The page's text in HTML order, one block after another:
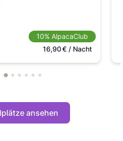
10% AlpacaClub
16,90€/ Nacht
ansehen